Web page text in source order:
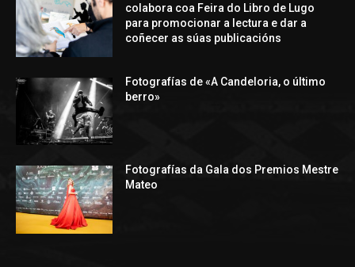
colabora coa Feira do Libro de Lugo
para promocionar a lectura e dar a
coñecer as súas publicacións
Fotografías de «A Candeloria, o último
berro»
Fotografías da Gala dos Premios Mestre
Mateo